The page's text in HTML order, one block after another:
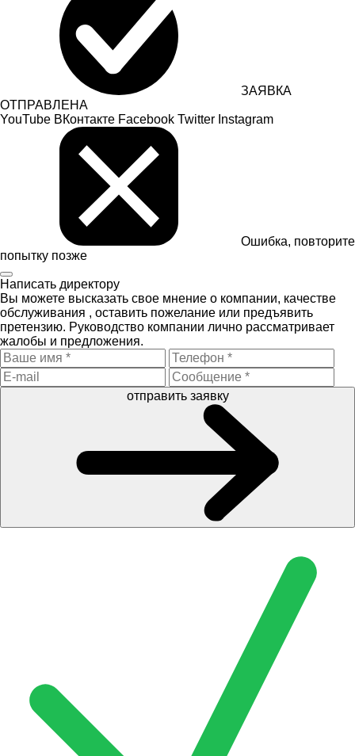
ЗАЯВКА
ОТПРАВЛЕНА
YouTube ВКонтакте Facebook Twitter Instagram
Ошибка, повторите
попытку позже
Написать директору
Вы можете высказать свое мнение о компании, качестве
обслуживания , оставить пожелание или предъявить
претензию. Руководство компании лично рассматривает
жалобы и предложения.
отправить заявку